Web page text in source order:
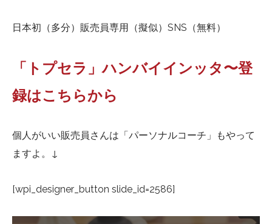
日本初（多分）販売員専用（擬似）SNS（無料）
「トプセラ」ハンバイインッタ〜登
録はこちらから
個人がいい販売員さんは「パーソナルコーチ」もやって
ますよ。↓
[wpi_designer_button slide_id=2586]